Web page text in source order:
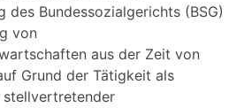
des Bundessozialgerichts (BSG)
von
aus der Zeit von
Grund der Tätigkeit als
stellvertretender